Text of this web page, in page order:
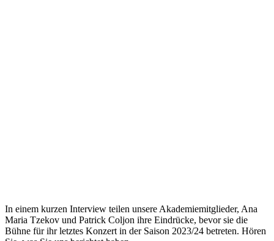
In einem kurzen Interview teilen unsere Akademiemitglieder, Ana
Maria Tzekov und Patrick Coljon ihre Eindrücke, bevor sie die
Bühne für ihr letztes Konzert in der Saison 2023/24 betreten. Hören